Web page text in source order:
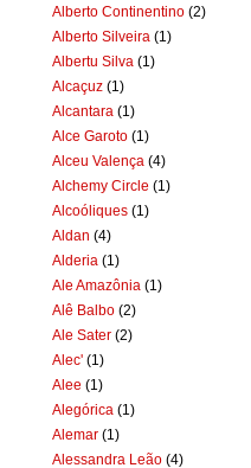
Alberto Continentino (2)
Alberto Silveira (1)
Albertu Silva (1)
Alcaçuz (1)
Alcantara (1)
Alce Garoto (1)
Alceu Valença (4)
Alchemy Circle (1)
Alcoóliques (1)
Aldan (4)
Alderia (1)
Ale Amazônia (1)
Alê Balbo (2)
Ale Sater (2)
Alec' (1)
Alee (1)
Alegórica (1)
Alemar (1)
Alessandra Leão (4)